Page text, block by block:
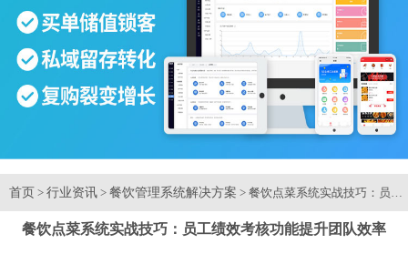
首页 > 行业资讯 > 餐饮管理系统解决方案 > 餐饮点菜系统实战技巧：员
餐饮点菜系统实战技巧：员工绩效考核功能提升团队效率